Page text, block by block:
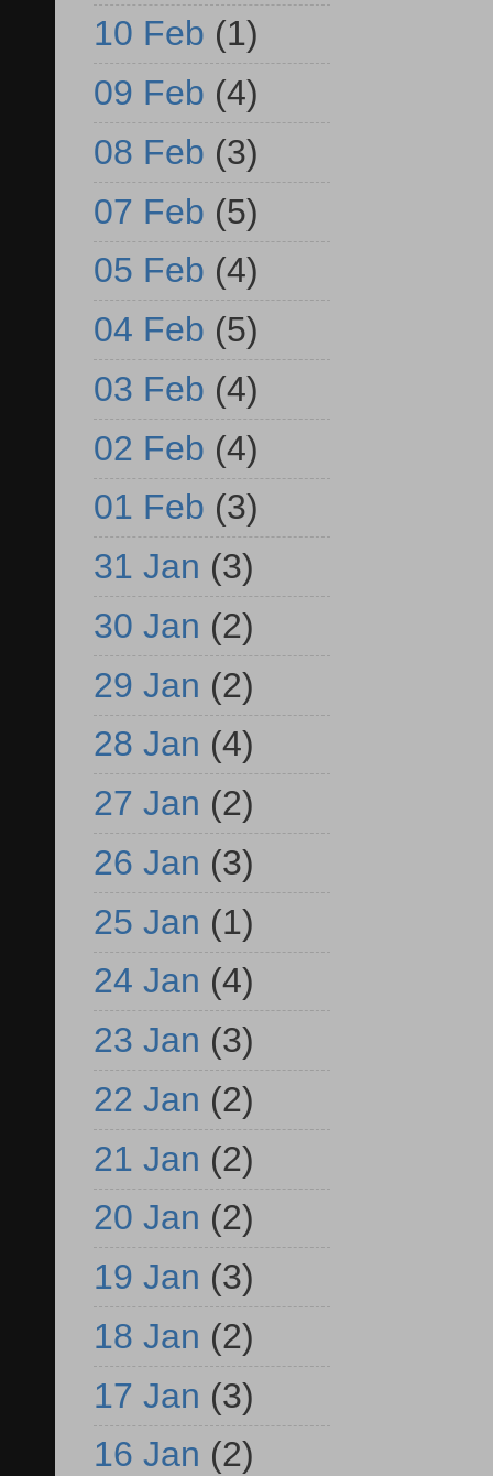
10 Feb (1)
09 Feb (4)
08 Feb (3)
07 Feb (5)
05 Feb (4)
04 Feb (5)
03 Feb (4)
02 Feb (4)
01 Feb (3)
31 Jan (3)
30 Jan (2)
29 Jan (2)
28 Jan (4)
27 Jan (2)
26 Jan (3)
25 Jan (1)
24 Jan (4)
23 Jan (3)
22 Jan (2)
21 Jan (2)
20 Jan (2)
19 Jan (3)
18 Jan (2)
17 Jan (3)
16 Jan (2)